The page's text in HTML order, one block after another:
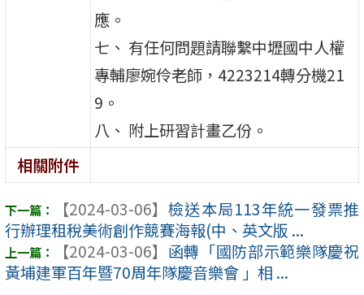
應。
七、 有任何問題請聯繫中壢國中人權
專輔廖婉伶老師，4223214轉分機21
9。
八、 附上研習計畫乙份。
相關附件
【2024-03-06】 檢送本局113年統一發票推
行辦理租稅美術創作競賽海報(中、英文版 ...
【2024-03-06】 函轉「國防部示範樂隊慶祝
黃埔建軍百年暨70周年隊慶音樂會 」相 ...